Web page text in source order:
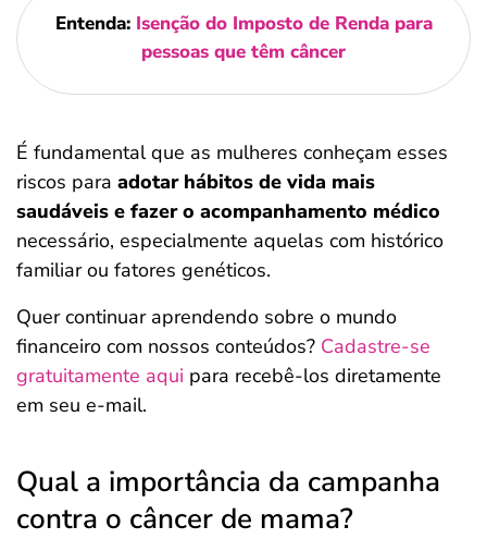
Entenda: Isenção do Imposto de Renda para
pessoas que têm câncer
É fundamental que as mulheres conheçam esses
riscos para adotar hábitos de vida mais
saudáveis e fazer o acompanhamento médico
necessário, especialmente aquelas com histórico
familiar ou fatores genéticos.
Quer continuar aprendendo sobre o mundo
financeiro com nossos conteúdos? Cadastre-se
gratuitamente aqui para recebê-los diretamente
em seu e-mail.
Qual a importância da campanha
contra o câncer de mama?